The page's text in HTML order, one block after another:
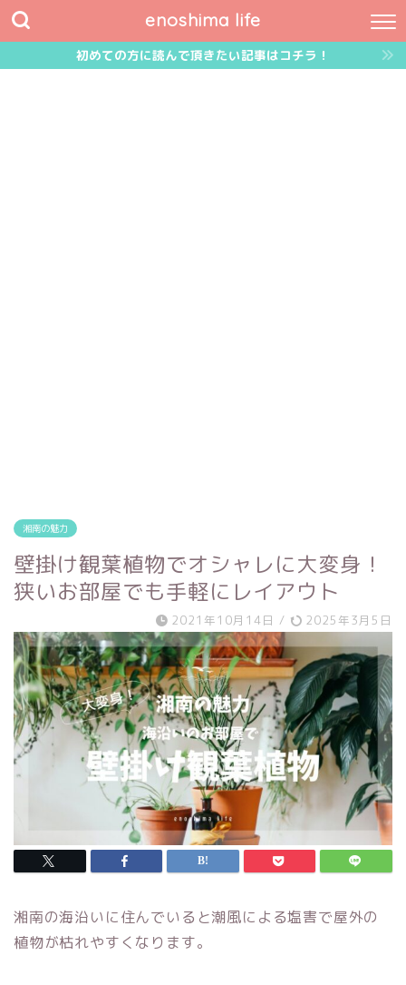
enoshima life
初めての方に読んで頂きたい記事はコチラ！
湘南の魅力
壁掛け観葉植物でオシャレに大変身！
狭いお部屋でも手軽にレイアウト
2021年10月14日 / 2025年3月5日
湘南の海沿いに住んでいると潮風による塩害で屋外の
植物が枯れやすくなります。